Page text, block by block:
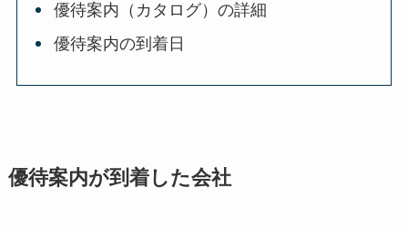
優待案内（カタログ）の詳細
優待案内の到着日
優待案内が到着した会社